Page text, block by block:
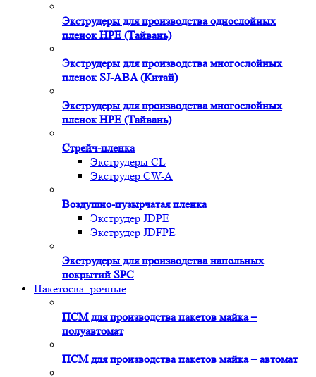
Экструдеры для производства однослойных
пленок HPE (Тайвань)
Экструдеры для производства многослойных
пленок SJ-ABA (Китай)
Экструдеры для производства многослойных
пленок HPE (Тайвань)
Стрейч-пленка
Экструдеры CL
Экструдер CW-A
Воздушно-пузырчатая пленка
Экструдер JDPE
Экструдер JDFPE
Экструдеры для производства напольных
покрытий SPC
Пакетосва- рочные
ПСМ для производства пакетов майка –
полуавтомат
ПСМ для производства пакетов майка – автомат